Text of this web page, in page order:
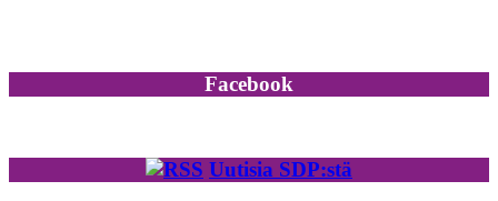
Facebook
Uutisia SDP:stä